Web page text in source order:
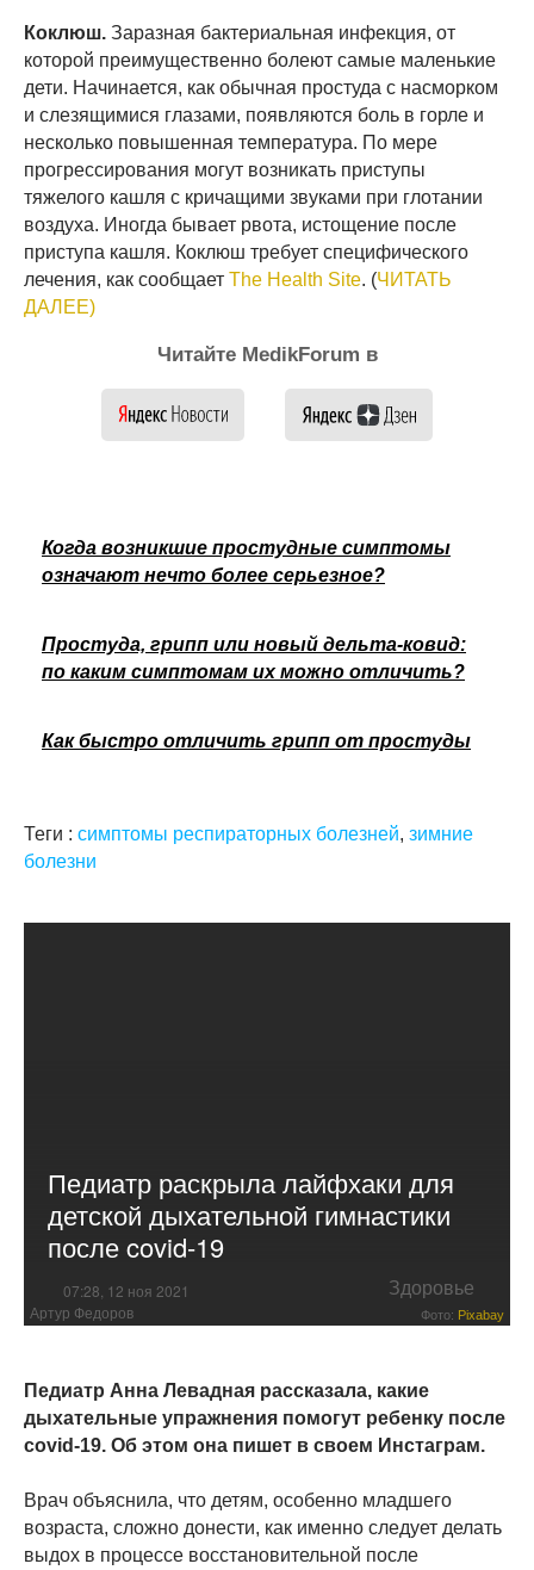
Коклюш. Заразная бактериальная инфекция, от
которой преимущественно болеют самые маленькие
дети. Начинается, как обычная простуда с насморком
и слезящимися глазами, появляются боль в горле и
несколько повышенная температура. По мере
прогрессирования могут возникать приступы
тяжелого кашля с кричащими звуками при глотании
воздуха. Иногда бывает рвота, истощение после
приступа кашля. Коклюш требует специфического
лечения, как сообщает The Health Site. (ЧИТАТЬ
ДАЛЕЕ)
Читайте MedikForum в
Когда возникшие простудные симптомы
означают нечто более серьезное?
Простуда, грипп или новый дельта-ковид:
по каким симптомам их можно отличить?
Как быстро отличить грипп от простуды
Теги : симптомы респираторных болезней, зимние
болезни
Педиатр раскрыла лайфхаки для
детской дыхательной гимнастики
после covid-19
07:28, 12 ноя 2021 Здоровье
Артур Федоров Фото: Pixabay
Педиатр Анна Левадная рассказала, какие
дыхательные упражнения помогут ребенку после
covid-19. Об этом она пишет в своем Инстаграм.
Врач объяснила, что детям, особенно младшего
возраста, сложно донести, как именно следует делать
выдох в процессе восстановительной после